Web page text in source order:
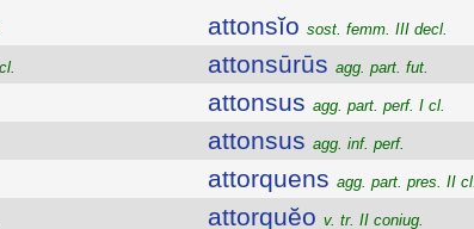
attonsĭo sost. femm. III decl.
attonsūrūs agg. part. fut.
attonsus agg. part. perf. I cl.
attonsus agg. inf. perf.
attorquens agg. part. pres. II cl.
attorquĕo v. tr. II coniug.